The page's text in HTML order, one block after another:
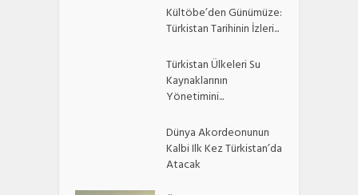
Kültöbe’den Günümüze:
Türkistan Tarihinin İzleri...
Türkistan Ülkeleri Su
Kaynaklarının
Yönetimini...
Dünya Akordeonunun
Kalbi Ilk Kez Türkistan’da
Atacak